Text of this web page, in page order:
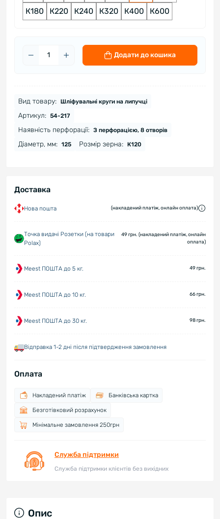
К180
К220 К240 К320 К400 К600
Додати до кошика
Вид товару: Шліфувальні круги на липучці
Артикул: 54-217
Наявність перфорації: З перфорацією, 8 отворів
Діаметр, мм: 125 Розмір зерна: К120
Доставка
Нова пошта (накладений платіж, онлайн оплата)
Точка видачі Розетки (на товари
Polax)
49 грн. (накладений платіж, онлайн
оплата)
Meest ПОШТА до 5 кг. 49 грн.
Meest ПОШТА до 10 кг. 66 грн.
Meest ПОШТА до 30 кг. 98 грн.
Відправка 1-2 дні після підтвердження замовлення
Оплата
Накладений платіж Банківська картка
Безготівковий розрахунок
Мінімальне замовлення 250грн
Служба підтримки
Служба підтримки клієнтів без вихідних
Опис